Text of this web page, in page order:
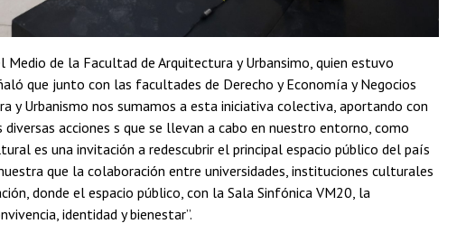
de la Facultad de Arquitectura y Urbansimo, quien estuvo
que junto con las facultades de Derecho y Economía y Negocios
y Urbanismo nos sumamos a esta iniciativa colectiva, aportando con
acciones s que se llevan a cabo en nuestro entorno, como
es una invitación a redescubrir el principal espacio público del país
que la colaboración entre universidades, instituciones culturales
donde el espacio público, con la Sala Sinfónica VM20, la
identidad y bienestar”.